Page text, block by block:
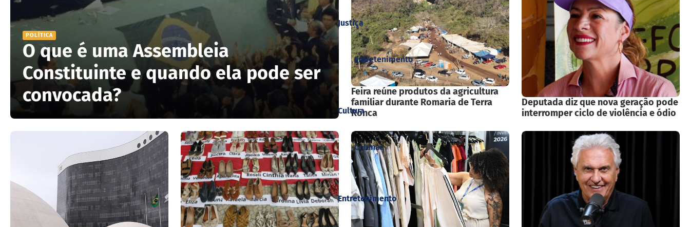
Entretenimento
Colunas
Justiça
Cultura
Entretenimento
POLÍTICA
O que é uma Assembleia
Constituinte e quando ela pode ser
convocada?
Feira reúne produtos da agricultura
familiar durante Romaria de Terra
Ronca
Deputada diz que nova geração pode
interromper ciclo de violência e ódio